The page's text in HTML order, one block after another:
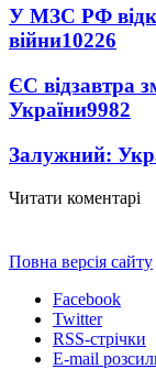
У МЗС РФ
війни10226
ЄС відзавтра
України9982
Залужний:
Читати коментарі
Повна версія сайту
Facebook
Twitter
RSS-стрічки
E-mail